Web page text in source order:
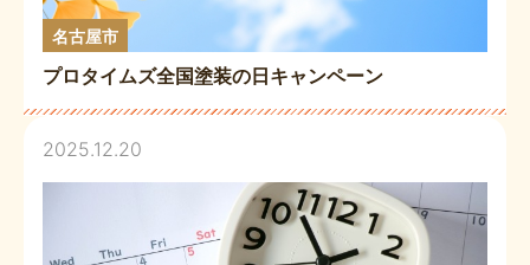
名古屋市
プロタイムズ全国塗装の日キャンペーン
2025.12.20